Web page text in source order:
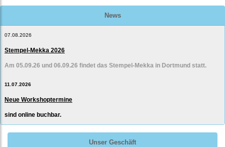
News
07.08.2026
Stempel-Mekka 2026
Am 05.09.26 und 06.09.26 findet das Stempel-Mekka in Dortmund statt.
11.07.2026
Neue Workshoptermine
sind online buchbar.
Unser Geschäft